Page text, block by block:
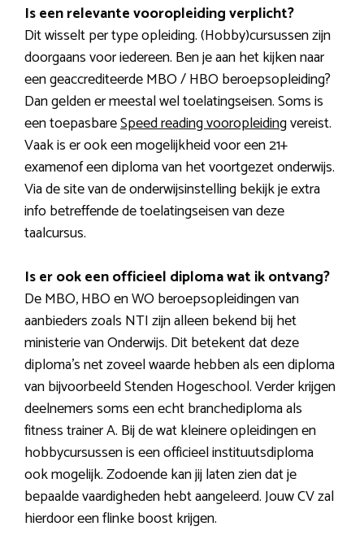
Is een relevante vooropleiding verplicht?
Dit wisselt per type opleiding. (Hobby)cursussen zijn
doorgaans voor iedereen. Ben je aan het kijken naar
een geaccrediteerde MBO / HBO beroepsopleiding?
Dan gelden er meestal wel toelatingseisen. Soms is
een toepasbareSpeed reading vooropleidingvereist.
Vaak is er ook een mogelijkheid voor een 21+
examenof een diploma van het voortgezet onderwijs.
Via de site van de onderwijsinstelling bekijk je extra
info betreffende de toelatingseisen van deze
taalcursus.
Is er ook een officieel diploma wat ik ontvang?
De MBO, HBO en WO beroepsopleidingen van
aanbieders zoals NTI zijn alleen bekend bij het
ministerie van Onderwijs. Dit betekent dat deze
diploma’s net zoveel waarde hebben als een diploma
van bijvoorbeeld Stenden Hogeschool. Verder krijgen
deelnemers soms een echt branchediploma als
fitness trainer A. Bij de wat kleinere opleidingen en
hobbycursussen is een officieel instituutsdiploma
ook mogelijk. Zodoende kan jij laten zien dat je
bepaalde vaardigheden hebt aangeleerd. Jouw CV zal
hierdoor een flinke boost krijgen.